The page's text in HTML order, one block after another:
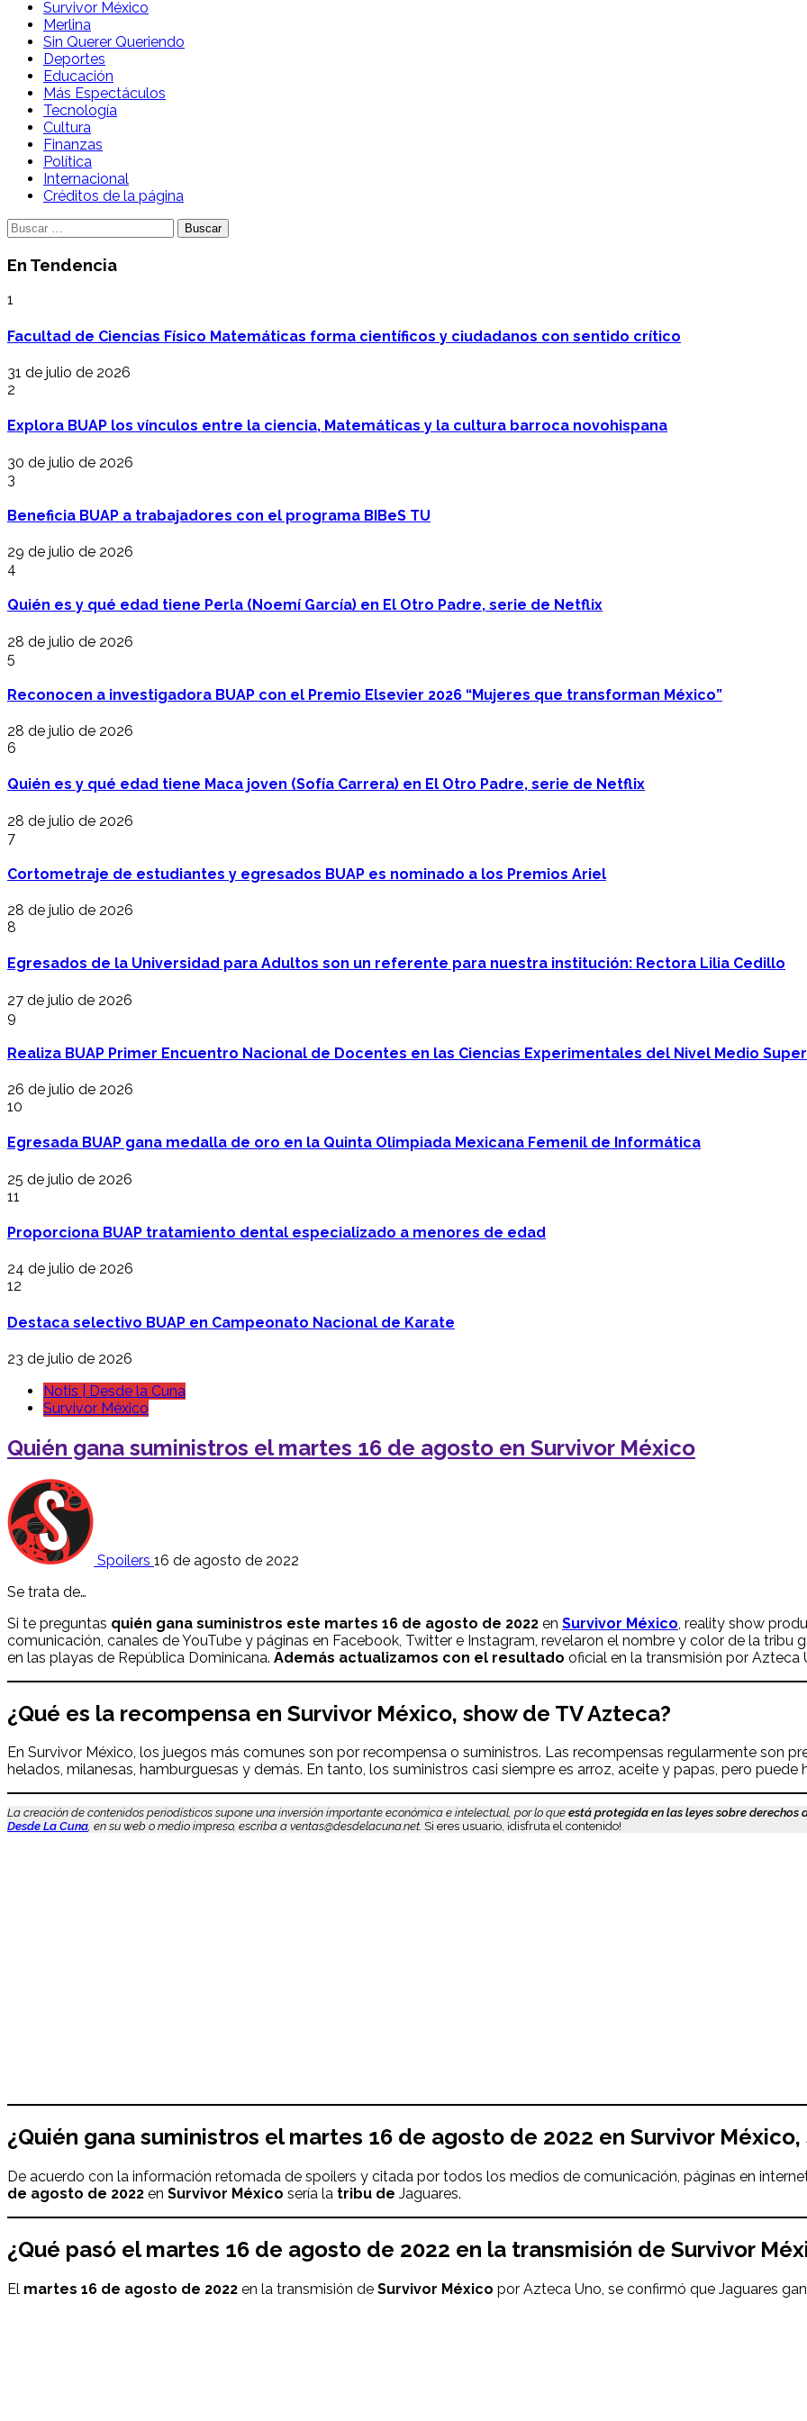
Survivor México
Merlina
Sin Querer Queriendo
Deportes
Educación
Más Espectáculos
Tecnología
Cultura
Finanzas
Política
Internacional
Créditos de la página
Buscar:
En Tendencia
1
Facultad de Ciencias Físico Matemáticas forma científicos y ciudadanos con sentido crítico
31 de julio de 2026
2
Explora BUAP los vínculos entre la ciencia, Matemáticas y la cultura barroca novohispana
30 de julio de 2026
3
Beneficia BUAP a trabajadores con el programa BIBeS TU
29 de julio de 2026
4
Quién es y qué edad tiene Perla (Noemí García) en El Otro Padre, serie de Netflix
28 de julio de 2026
5
Reconocen a investigadora BUAP con el Premio Elsevier 2026 “Mujeres que transforman México”
28 de julio de 2026
6
Quién es y qué edad tiene Maca joven (Sofía Carrera) en El Otro Padre, serie de Netflix
28 de julio de 2026
7
Cortometraje de estudiantes y egresados BUAP es nominado a los Premios Ariel
28 de julio de 2026
8
Egresados de la Universidad para Adultos son un referente para nuestra institución: Rectora Lilia Cedillo
27 de julio de 2026
9
Realiza BUAP Primer Encuentro Nacional de Docentes en las Ciencias Experimentales del Nivel Medio
26 de julio de 2026
10
Egresada BUAP gana medalla de oro en la Quinta Olimpiada Mexicana Femenil de Informática
25 de julio de 2026
11
Proporciona BUAP tratamiento dental especializado a menores de edad
24 de julio de 2026
12
Destaca selectivo BUAP en Campeonato Nacional de Karate
23 de julio de 2026
Notis | Desde la Cuna
Survivor México
Quién gana suministros el martes 16 de agosto en Survivor México
Spoilers 16 de agosto de 2022
Se trata de…
Si te preguntas quién gana suministros este martes 16 de agosto de 2022 en Survivor México , reality show
comunicación, canales de YouTube y páginas en Facebook, Twitter e Instagram, revelaron el nombre y color de la tribu
en las playas de República Dominicana. Además actualizamos con el resultado oficial en la transmisión por
¿Qué es la recompensa en Survivor México, show de TV Azteca?
En Survivor México, los juegos más comunes son por recompensa o suministros. Las recompensas regularmente son
helados, milanesas, hamburguesas y demás. En tanto, los suministros casi siempre es arroz, aceite y papas, pero
La creación de contenidos periodísticos supone una inversión importante económica e intelectual, por lo que está protegida en las leyes sobre derechos
Desde La Cuna, en su web o medio impreso, escriba a ventas@desdelacuna.net. Si eres usuario, ¡disfruta el contenido!
¿Quién gana suministros elmartes 16 de agosto de 2022 en Survivor
De acuerdo con la información retomada de spoilers y citada por todos los medios de comunicación, páginas en
de agosto de 2022 en Survivor México sería la tribu de Jaguares.
¿Qué pasó el martes 16 de agosto de 2022 en la transmisión de Survivor
El martes 16 de agosto de 2022 en la transmisión de Survivor México por Azteca Uno, se confirmó que Jaguares